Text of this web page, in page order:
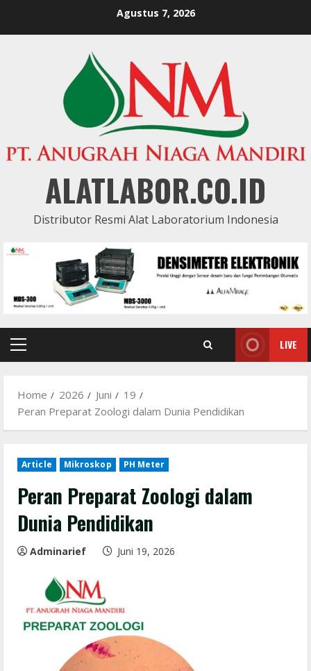
Agustus 7, 2026
ALATLABOR.CO.ID
Distributor Resmi Alat Laboratorium Indonesia
Primary
LIVE
Home 2026 Juni
19
Peran Preparat Zoologi dalam Dunia Pendidikan
Article Mikroskop PH Meter
Peran Preparat Zoologi dalam
Dunia Pendidikan
Adminarief Juni 19, 2026